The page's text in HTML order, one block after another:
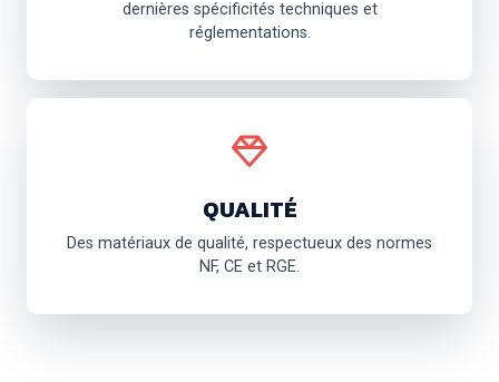
dernières spécificités techniques et
réglementations.
QUALITÉ
Des matériaux de qualité, respectueux des normes
NF, CE et RGE.